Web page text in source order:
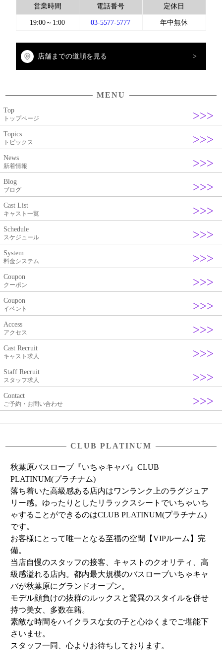
営業時間 電話番号 定休日
19:00～1:00 03-5577-5777 年中無休
店舗までの道順を見る
MENU
Top
トップページ
Topics
トピックス
News
新着情報
Blog
ブログ
Cast List
キャスト一覧
Schedule
スケジュール
System
料金システム
Coupon
クーポン
Coupon
イベント
Access
アクセス
Cast Recruit
キャスト求人
Staff Recruit
スタッフ求人
Contact
ご予約・お問い合わせ
CLUB PLATINUM
秋葉原バスローブ『いちゃキャバ』CLUB
PLATINUM(プラチナム)
落ち着いた高級感ある店内はワンランク上のラグジュア
リー感。ゆったりとしたリラックスシートでいちゃいち
ゃすることができるのはCLUB PLATINUM(プラチナム)
です。
お客様にとって唯一となる至福の空間【VIPルーム】完
備。
当店自慢のスタッフの接客、キャストのクオリティ、高
級感溢れる店内。都内最大規模のバスローブいちゃキャ
バが秋葉原にグランドオープン。
モデル顔負けの抜群のルックスと驚異のスタイルを併せ
持つ美女、多数在籍。
素敵な時間をハイクラスな女の子と心ゆくまでご堪能下
さいませ。
スタッフ一同、心よりお待ちしております。